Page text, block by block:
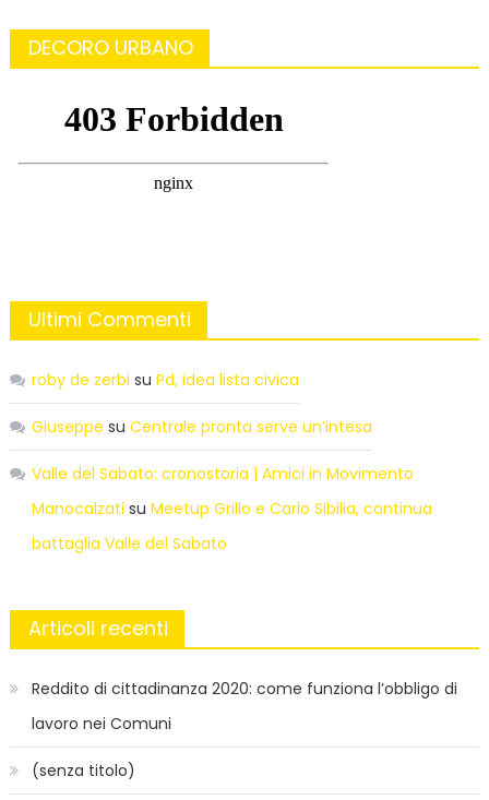
DECORO URBANO
Ultimi Commenti
roby de zerbi su Pd, idea lista civica
Giuseppe su Centrale pronta serve un’intesa
Valle del Sabato: cronostoria | Amici in Movimento
Manocalzati su Meetup Grillo e Carlo Sibilia, continua
battaglia Valle del Sabato
Articoli recenti
Reddito di cittadinanza 2020: come funziona l’obbligo di
lavoro nei Comuni
(senza titolo)